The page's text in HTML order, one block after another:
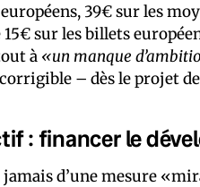
39€ sur les
sur les billets
à «un manque
– dès le projet
: financer le
d’une mesure